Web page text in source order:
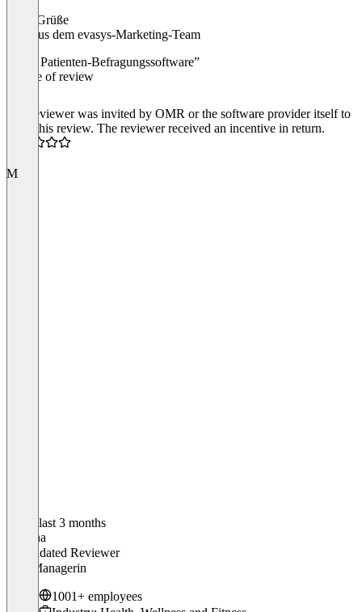
Viele Grüße
Jana aus dem evasys-Marketing-Team
“Gute Patienten-Befragungssoftware”
Source of review
The reviewer was invited by OMR or the software provider itself to
write this review. The reviewer received an incentive in return.
M
In the last 3 months
Martina
Validated Reviewer
QM-Managerin
1001+ employees